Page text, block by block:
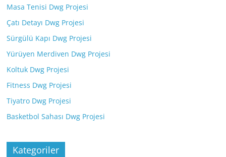
Masa Tenisi Dwg Projesi
Çatı Detayı Dwg Projesi
Sürgülü Kapı Dwg Projesi
Yürüyen Merdiven Dwg Projesi
Koltuk Dwg Projesi
Fitness Dwg Projesi
Tiyatro Dwg Projesi
Basketbol Sahası Dwg Projesi
Kategoriler